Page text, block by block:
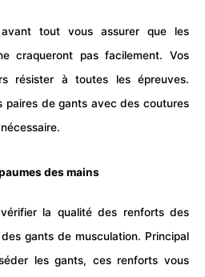
tout vous assurer que les
craqueront pas facilement. Vos
résister à toutes les épreuves.
paires de gants avec des coutures
des mains
la qualité des renforts des
gants de musculation. Principal
les gants, ces renforts vous